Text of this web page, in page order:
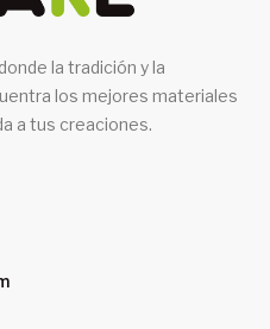
la tradición y la
los mejores materiales
a tus creaciones.